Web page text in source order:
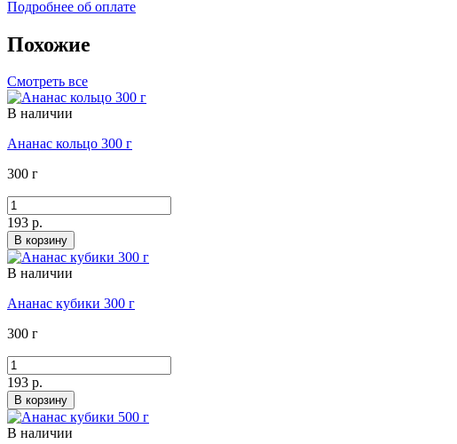
Подробнее об оплате
Похожие
Смотреть все
В наличии
Ананас кольцо 300 г
300 г
193 р.
В корзину
В наличии
Ананас кубики 300 г
300 г
193 р.
В корзину
В наличии